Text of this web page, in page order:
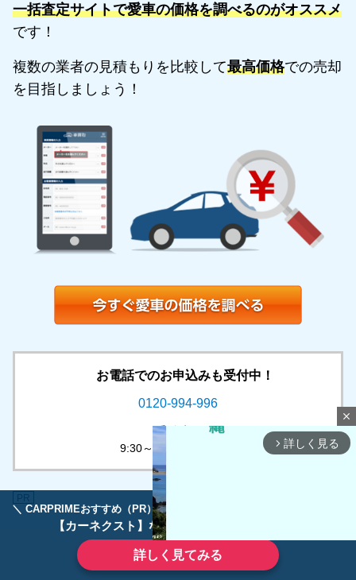
＼ CARPRIMEおすすめ（PR） ／
【カーネクスト】ならどんなクルマも高価買取
詳しく見てみる
一括査定サイトで愛車の価格を調べるのがオススメ
です！
複数の業者の見積もりを比較して最高価格での売却
を目指しましょう！
お電話でのお申込みも受付中！
0120-994-996
受付時間
9:30～18:30 / 平日のみ
close
arrow_forward_ios 詳しく見る